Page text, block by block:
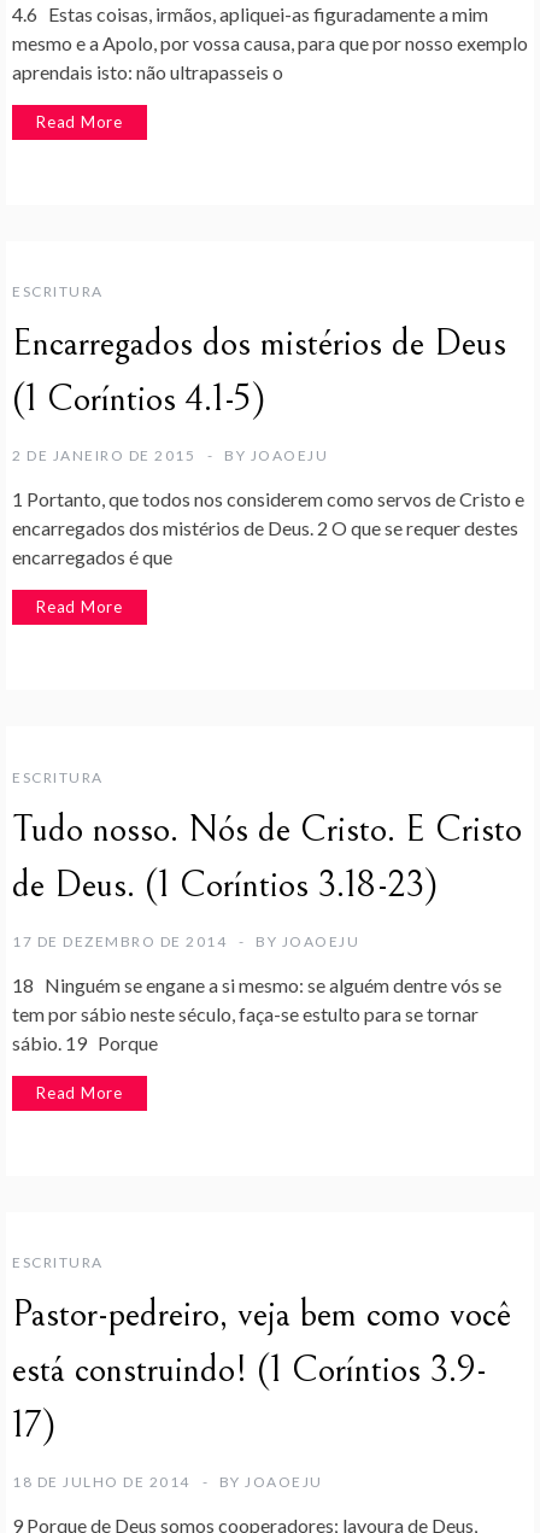
4.6 Estas coisas, irmãos, apliquei-as figuradamente a mim
mesmo e a Apolo, por vossa causa, para que por nosso exemplo
aprendais isto: não ultrapasseis o
Read More
ESCRITURA
Encarregados dos mistérios de Deus
(1 Coríntios 4.1-5)
2 DE JANEIRO DE 2015 BY JOAOEJU
1 Portanto, que todos nos considerem como servos de Cristo e
encarregados dos mistérios de Deus. 2 O que se requer destes
encarregados é que
Read More
ESCRITURA
Tudo nosso. Nós de Cristo. E Cristo
de Deus. (1 Coríntios 3.18-23)
17 DE DEZEMBRO DE 2014 BY JOAOEJU
18 Ninguém se engane a si mesmo: se alguém dentre vós se
tem por sábio neste século, faça-se estulto para se tornar
sábio. 19 Porque
Read More
ESCRITURA
Pastor-pedreiro, veja bem como você
está construindo! (1 Coríntios 3.9-
17)
18 DE JULHO DE 2014 BY JOAOEJU
9 Porque de Deus somos cooperadores; lavoura de Deus,